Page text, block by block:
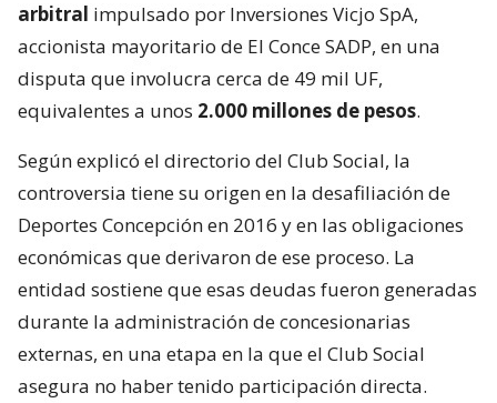
arbitral impulsado por Inversiones Vicjo SpA,
accionista mayoritario de El Conce SADP, en una
disputa que involucra cerca de 49 mil UF,
equivalentes a unos 2.000 millones de pesos.
Según explicó el directorio del Club Social, la
controversia tiene su origen en la desafiliación de
Deportes Concepción en 2016 y en las obligaciones
económicas que derivaron de ese proceso. La
entidad sostiene que esas deudas fueron generadas
durante la administración de concesionarias
externas, en una etapa en la que el Club Social
asegura no haber tenido participación directa.